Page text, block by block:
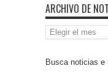
ARCHIVO DE
Archivo
de
Busca noticias e